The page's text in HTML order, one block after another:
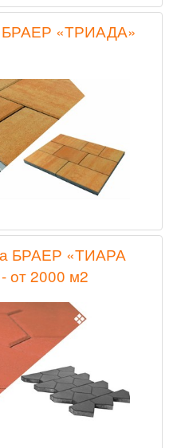
БРАЕР «ТРИАДА»
БРАЕР «ТИАРА
от 2000 м2